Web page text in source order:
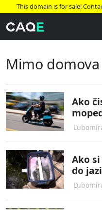
This domain is for sale!
Mimo domova
Ako
Ako
do